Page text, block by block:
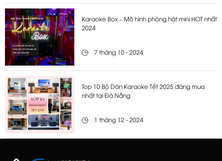
Karaoke Box – Mô hình phòng hát mini HOT nhất
2024
7 tháng 10 - 2024
Top 10 Bộ Dàn Karaoke Tết 2025 đáng mua
nhất tại Đà Nẵng
1 tháng 12 - 2024